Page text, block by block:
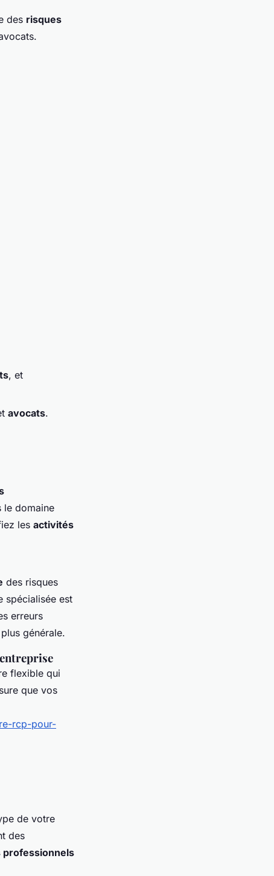
des risques
, et
avocats.
le domaine
les activités
des risques
spécialisée est
erreurs
générale.
flexible qui
que vos
rcp-pour-
de votre
des
professionnels